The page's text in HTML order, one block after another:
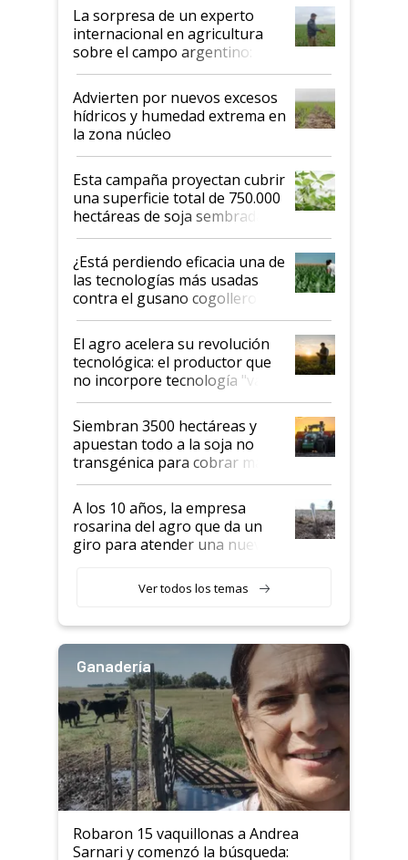
La sorpresa de un experto
internacional en agricultura
sobre el campo argentino:
"Estoy muy impresionado"
Advierten por nuevos excesos
hídricos y humedad extrema en
la zona núcleo
Esta campaña proyectan cubrir
una superficie total de 750.000
hectáreas de soja sembradas
con una nueva generación de
variedades que marcan un
salto tecnológico en genética y
rendimiento
¿Está perdiendo eficacia una de
las tecnologías más usadas
contra el gusano cogollero? El
desafío de una tecnología clave
El agro acelera su revolución
tecnológica: el productor que
no incorpore tecnología "va a
perder el tren"
Siembran 3500 hectáreas y
apuestan todo a la soja no
transgénica para cobrar más
por tonelada: compraron un
semillero
A los 10 años, la empresa
rosarina del agro que da un
giro para atender una nueva
Ver todos los temas
Ganadería
Robaron 15 vaquillonas a Andrea
Sarnari y comenzó la búsqueda: